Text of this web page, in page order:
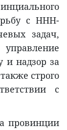
с ННН-
задач,
и надзор за
строго
с
провинции